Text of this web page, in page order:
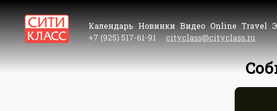
Календарь Новинки Видео Online Travel
+7 (925) 517-61-91
cityclass@cityclass.ru